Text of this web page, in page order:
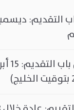
التقديم:
التقديم:
15